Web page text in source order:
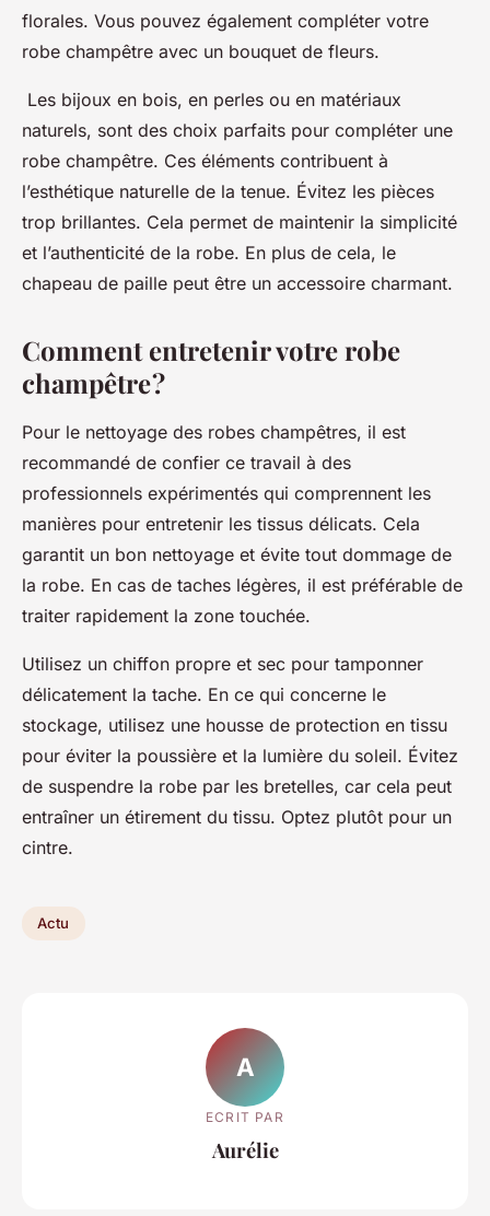
florales. Vous pouvez également compléter votre
robe champêtre avec un bouquet de fleurs.
Les bijoux en bois, en perles ou en matériaux
naturels, sont des choix parfaits pour compléter une
robe champêtre. Ces éléments contribuent à
l’esthétique naturelle de la tenue. Évitez les pièces
trop brillantes. Cela permet de maintenir la simplicité
et l’authenticité de la robe. En plus de cela, le
chapeau de paille peut être un accessoire charmant.
Comment entretenir votre robe
champêtre ?
Pour le nettoyage des robes champêtres, il est
recommandé de confier ce travail à des
professionnels expérimentés qui comprennent les
manières pour entretenir les tissus délicats. Cela
garantit un bon nettoyage et évite tout dommage de
la robe. En cas de taches légères, il est préférable de
traiter rapidement la zone touchée.
Utilisez un chiffon propre et sec pour tamponner
délicatement la tache. En ce qui concerne le
stockage, utilisez une housse de protection en tissu
pour éviter la poussière et la lumière du soleil. Évitez
de suspendre la robe par les bretelles, car cela peut
entraîner un étirement du tissu. Optez plutôt pour un
cintre.
Actu
A
ECRIT PAR
Aurélie